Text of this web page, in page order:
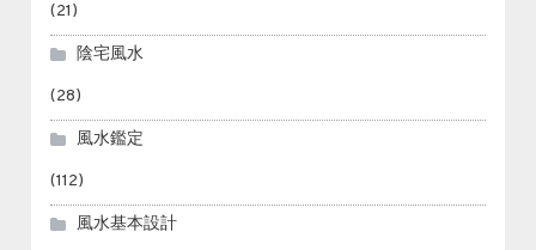
(21)
陰宅風水
(28)
風水鑑定
(112)
風水基本設計